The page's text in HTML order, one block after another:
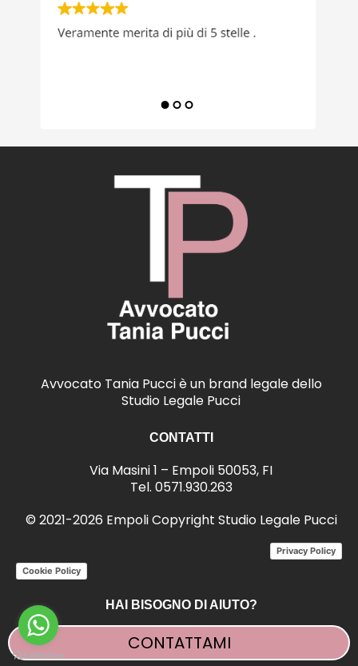
Avvocato Tania Pucci è un brand legale dello
Studio Legale Pucci
CONTATTI
Via Masini 1 – Empoli 50053, FI
Tel. 0571.930.263
© 2021-2026 Empoli Copyright Studio Legale Pucci
Privacy Policy
Cookie Policy
HAI BISOGNO DI AIUTO?
CONTATTAMI